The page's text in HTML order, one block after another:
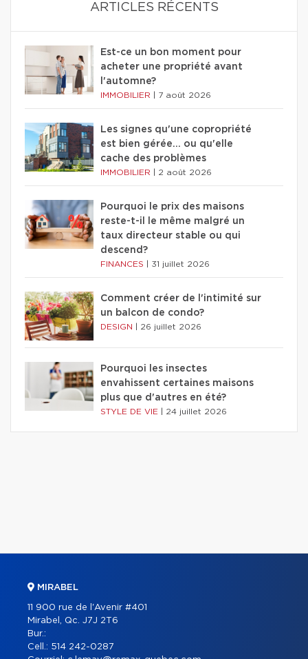
ARTICLES RÉCENTS
Est-ce un bon moment pour
acheter une propriété avant
l'automne?
IMMOBILIER 7 août 2026
Les signes qu'une copropriété
est bien gérée… ou qu'elle
cache des problèmes
IMMOBILIER 2 août 2026
Pourquoi le prix des maisons
reste-t-il le même malgré un
taux directeur stable ou qui
descend?
FINANCES 31 juillet 2026
Comment créer de l'intimité sur
un balcon de condo?
DESIGN 26 juillet 2026
Pourquoi les insectes
envahissent certaines maisons
plus que d'autres en été?
STYLE DE VIE 24 juillet 2026
MIRABEL
11 900 rue de l'Avenir #401
Mirabel, Qc. J7J 2T6
Bur.:
Cell.: 514 242-0287